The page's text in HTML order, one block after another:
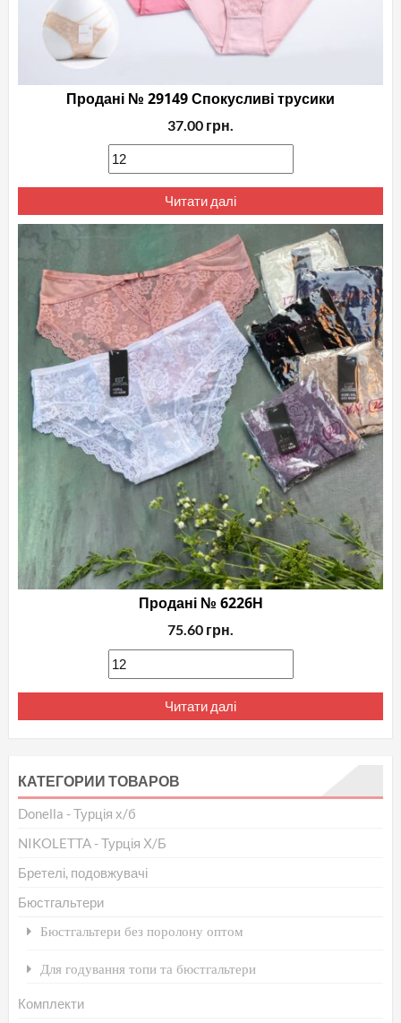
Продані № 29149 Спокусливі трусики
37.00 грн.
Читати далі
Продані № 6226Н
75.60 грн.
Читати далі
КАТЕГОРИИ ТОВАРОВ
Donella - Турція х/б
NIKOLETTA - Турція Х/Б
Бретелі, подовжувачі
Бюстгальтери
Бюстгальтери без поролону оптом
Для годування топи та бюстгальтери
Комплекти